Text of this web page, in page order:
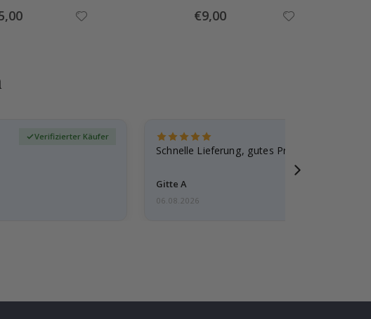
Special
Price
€9,00
Verifizierter Käufer
Schnelle Lieferung, gutes Produkt
Gitte A
06.08.2026